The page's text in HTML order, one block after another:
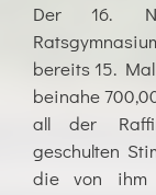
Der 16.
bereits 15.
beinahe
all der
geschulten
die von ihm